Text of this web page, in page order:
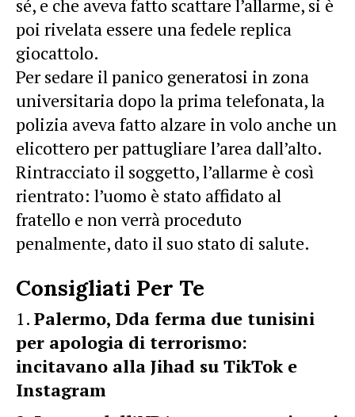
sé, e che aveva fatto scattare l’allarme, si è
poi rivelata essere una fedele replica
giocattolo.
Per sedare il panico generatosi in zona
universitaria dopo la prima telefonata, la
polizia aveva fatto alzare in volo anche un
elicottero per pattugliare l’area dall’alto.
Rintracciato il soggetto, l’allarme è così
rientrato: l’uomo è stato affidato al
fratello e non verrà proceduto
penalmente, dato il suo stato di salute.
Consigliati Per Te
Palermo, Dda ferma due tunisini
per apologia di terrorismo:
incitavano alla Jihad su TikTok e
Instagram